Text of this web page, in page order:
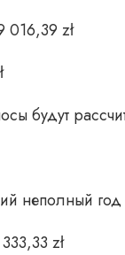
zł
будут
неполный
zł